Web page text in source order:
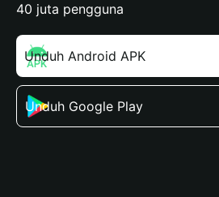
40 juta pengguna
Unduh Android APK
Unduh Google Play